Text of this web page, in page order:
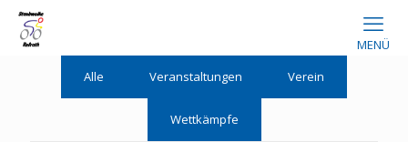
MENÜ
Alle
Veranstaltungen Verein
Wettkämpfe